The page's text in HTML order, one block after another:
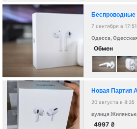
7 сентября в 17:51
Обмен
20 августа в 8:35
4997 ₴